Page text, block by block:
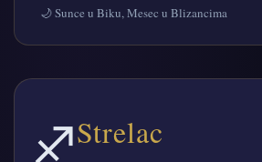
🌙 Sunce u Biku, Mesec u Blizancima
♐Strelac